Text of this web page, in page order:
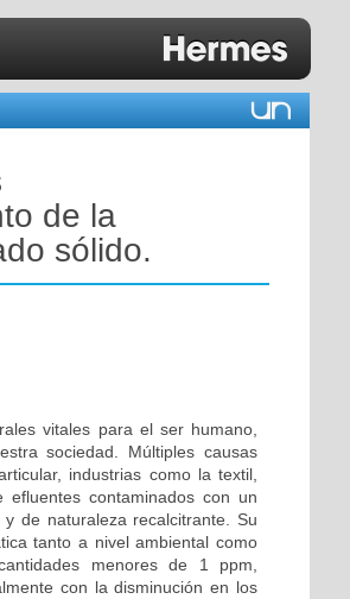
de la
sólido.
vitales para el ser humano,
sociedad. Múltiples causas
industrias como la textil,
efluentes contaminados con un
de naturaleza recalcitrante. Su
tanto a nivel ambiental como
menores de 1 ppm,
con la disminución en los